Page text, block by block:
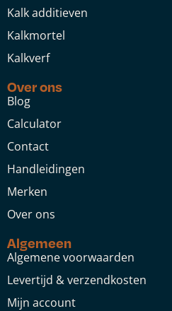
Kalk additieven
Kalkmortel
Kalkverf
Over ons
Blog
Calculator
Contact
Handleidingen
Merken
Over ons
Algemeen
Algemene voorwaarden
Levertijd & verzendkosten
Mijn account